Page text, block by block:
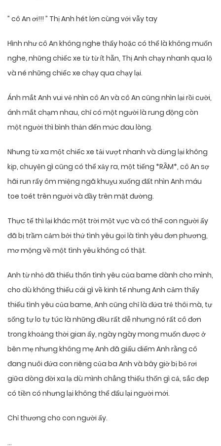
” cô An ơi!!! ” Thị Anh hét lớn cùng với vẫy tay
Hình như cô An không nghe thấy hoặc có thể là không muốn
nghe, những chiếc xe từ từ ít hẵn, Thị Anh chạy nhanh qua lộ
và né những chiếc xe chạy qua chạy lại.
Ánh mắt Anh vui vẻ nhìn cô An và cô An cũng nhìn lại rồi cười,
ánh mắt chạm nhau, chỉ có một người là rung động còn
một người thì bình thản đến mức đau lòng.
Nhưng từ xa một chiếc xe tải vượt nhanh và dừng lại không
kịp, chuyện gì cũng có thể xảy ra, một tiếng *RẦM*, cô An sợ
hãi run rẩy ôm miệng ngã khuỵu xuống đất nhìn Anh máu
toe toét trên người và đầy trên mặt đường.
Thực tế thì lại khác một trời một vực và có thể con người ấy
đã bị trầm cảm bởi thứ tình yêu gọi là tình yêu đơn phương,
mơ mộng về một tình yêu không có thật.
Anh từ nhỏ đã thiếu thốn tình yêu của bame dành cho mình,
cho dù không thiếu cái gì về kinh tế nhưng Anh cảm thấy
thiếu tình yêu của bame, Anh cũng chỉ là đứa trẻ thôi mà, tự
sống tự lo tự túc là những đều rất dễ nhưng nó rất cô đơn
trong khoảng thời gian ấy, ngày ngày mong muốn được ở
bên mẹ nhưng không mẹ Anh đã giấu diếm Anh rằng cô
đang nuôi đứa con riêng của ba Anh và bây giờ bị bỏ rơi
giữa dòng đời xa lạ dù mình chẳng thiếu thốn gì cả, sắc đẹp
có tiền có nhưng lại không thể đấu lại người mới.
Chỉ thương cho con người ấy.
…